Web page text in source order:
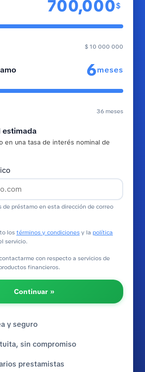
$
$ 10 000 000
meses
36 meses
estimada
en una tasa de interés nominal de
de préstamo en esta dirección de correo
lostérminos y condicionesy la política
servicio.
con respecto a servicios de
financieros.
Continuar »
y seguro
sin compromiso
prestamistas